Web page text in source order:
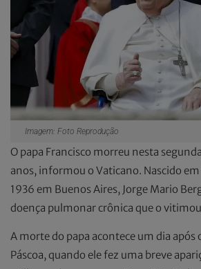
Imagem: Foto Reprodução
O papa Francisco morreu nesta
anos, informou o Vaticano. Nascido
1936 em Buenos Aires, Jorge Mario
doença pulmonar crônica que o
A morte do papa acontece um dia após
Páscoa, quando ele fez uma breve